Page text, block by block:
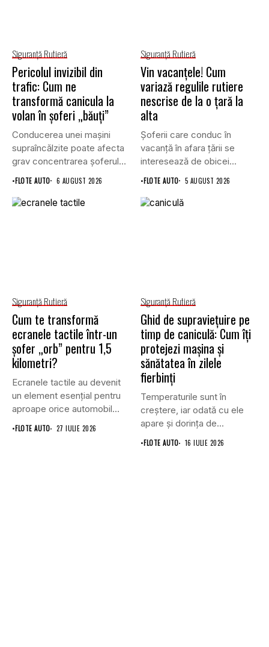
Siguranţă Rutieră
Pericolul invizibil din
trafic: Cum ne
transformă canicula la
volan în șoferi „băuți”
Conducerea unei mașini
supraîncălzite poate afecta
grav concentrarea șoferului
și poate crește...
•FLOTE AUTO 6 AUGUST 2026
Siguranţă Rutieră
Vin vacanțele! Cum
variază regulile rutiere
nescrise de la o țară la
alta
Șoferii care conduc în
vacanță în afara țării se
interesează de obicei...
•FLOTE AUTO 5 AUGUST 2026
Siguranţă Rutieră
Cum te transformă
ecranele tactile într-un
șofer „orb” pentru 1,5
kilometri?
Ecranele tactile au devenit
un element esențial pentru
aproape orice automobil
modern....
•FLOTE AUTO 27 IULIE 2026
Siguranţă Rutieră
Ghid de supraviețuire pe
timp de caniculă: Cum îți
protejezi mașina și
sănătatea în zilele
fierbinți
Temperaturile sunt în
creștere, iar odată cu ele
apare și dorința de...
•FLOTE AUTO 16 IULIE 2026